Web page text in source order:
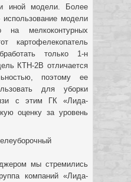
иной модели. Более
модели
на мелкоконтурных
картофелекопатель
только 1-н
КТН-2В отличается
поэтому ее
для уборки
с этим ГК «Лида-
оценку за уровень
мы стремились
компаний «Лида-